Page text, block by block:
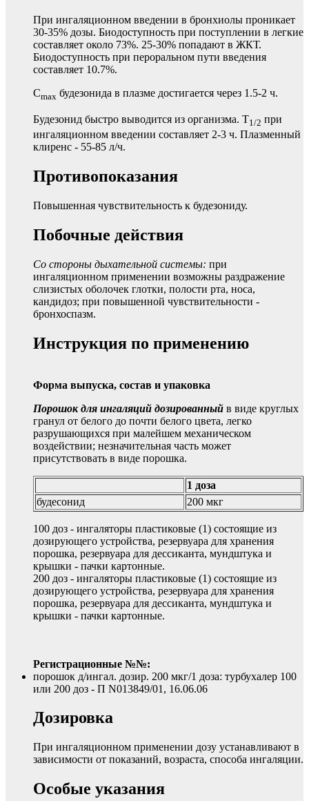
При ингаляционном введении в бронхиолы проникает
30-35% дозы. Биодоступность при поступлении в легкие
составляет около 73%. 25-30% попадают в ЖКТ.
Биодоступность при пероральном пути введения
составляет 10.7%.
Cmax будезонида в плазме достигается через 1.5-2 ч.
Будезонид быстро выводится из организма. T1/2 при
ингаляционном введении составляет 2-3 ч. Плазменный
клиренс - 55-85 л/ч.
Противопоказания
Повышенная чувствительность к будезониду.
Побочные действия
Со стороны дыхательной системы: при
ингаляционном применении возможны раздражение
слизистых оболочек глотки, полости рта, носа,
кандидоз; при повышенной чувствительности -
бронхоспазм.
Инструкция по применению
Форма выпуска, состав и упаковка
Порошок для ингаляций дозированный в виде круглых
гранул от белого до почти белого цвета, легко
разрушающихся при малейшем механическом
воздействии; незначительная часть может
присутствовать в виде порошка.
1 доза
будесонид
200 мкг
100 доз - ингаляторы пластиковые (1) состоящие из
дозирующего устройства, резервуара для хранения
порошка, резервуара для дессиканта, мундштука и
крышки - пачки картонные.
200 доз - ингаляторы пластиковые (1) состоящие из
дозирующего устройства, резервуара для хранения
порошка, резервуара для дессиканта, мундштука и
крышки - пачки картонные.
Регистрационные №№:
порошок д/ингал. дозир. 200 мкг/1 доза: турбухалер 100
или 200 доз - П N013849/01, 16.06.06
Дозировка
При ингаляционном применении дозу устанавливают в
зависимости от показаний, возраста, способа ингаляции.
Особые указания